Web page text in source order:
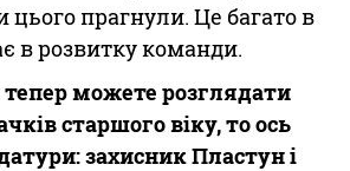
прагнули. Це багато в
в розвитку команди.
можете розглядати
старшого віку, то ось
захисник Пластун і